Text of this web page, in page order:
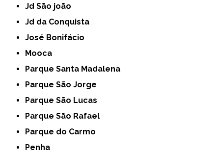
Jd São joão
Jd da Conquista
José Bonifácio
Mooca
Parque Santa Madalena
Parque São Jorge
Parque São Lucas
Parque São Rafael
Parque do Carmo
Penha